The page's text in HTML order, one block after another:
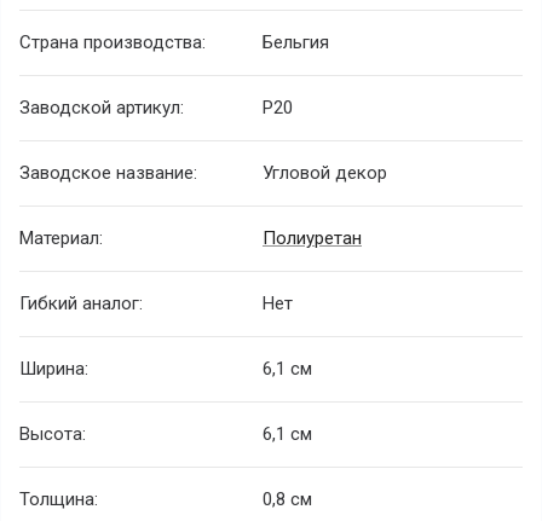
Страна производства: Бельгия
Заводской артикул: P20
Заводское название: Угловой декор
Материал: Полиуретан
Гибкий аналог: Нет
Ширина: 6,1 см
Высота: 6,1 см
Толщина: 0,8 см